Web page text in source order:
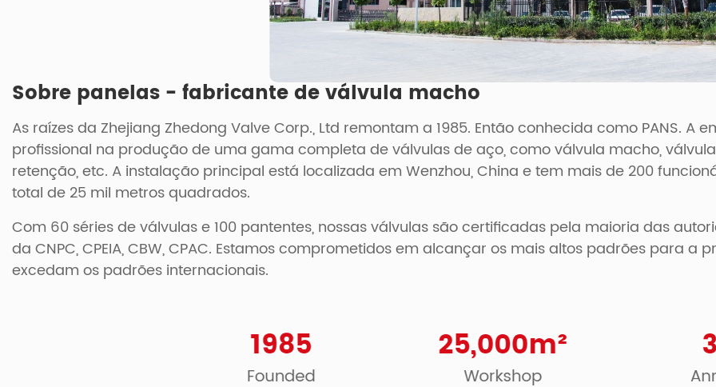
Sobre panelas - fabricante de válvula macho
As raízes da Zhejiang Zhedong Valve Corp., Ltd remontam a 1985. Então conhecida como PANS. A
profissional na produção de uma gama completa de válvulas de aço, como válvula macho,
retenção, etc. A instalação principal está localizada em Wenzhou, China e tem mais de 200
total de 25 mil metros quadrados.
Com 60 séries de válvulas e 100 pantentes, nossas válvulas são certificadas pela maioria das
da CNPC, CPEIA, CBW, CPAC. Estamos comprometidos em alcançar os mais altos padrões para
excedam os padrões internacionais.